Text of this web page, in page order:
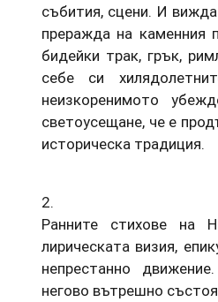
събития, сцени. И
преражда на каменния
бидейки трак, грък,
себе си
неизкоренимото
светоусещане, че е
историческа традиция.
2.
Ранните стихове на
лирическата визия,
непрестанно
негово вътрешно